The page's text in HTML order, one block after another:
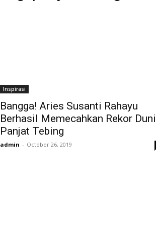
Inspirasi
Bangga! Aries Susanti Rahayu
Berhasil Memecahkan Rekor
Panjat Tebing
admin - October 26, 2019